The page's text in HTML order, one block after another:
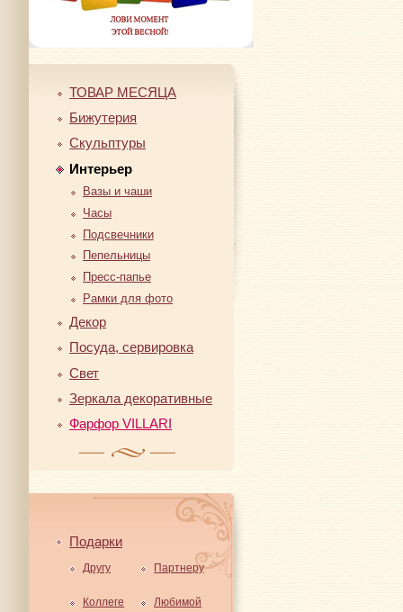
ТОВАР МЕСЯЦА
Бижутерия
Скульптуры
Интерьер
Вазы и чаши
Часы
Подсвечники
Пепельницы
Пресс-папье
Рамки для фото
Декор
Посуда, сервировка
Свет
Зеркала декоративные
Фарфор VILLARI
Подарки
Другу Партнеру
Коллеге Любимой